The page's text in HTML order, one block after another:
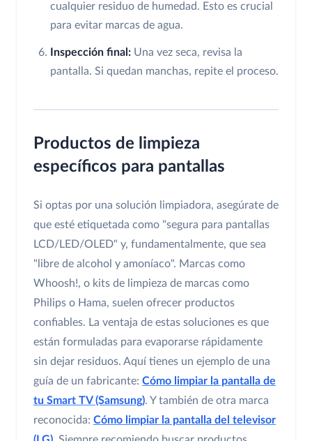
cualquier residuo de humedad. Esto es crucial
para evitar marcas de agua.
Inspección final: Una vez seca, revisa la
pantalla. Si quedan manchas, repite el proceso.
Productos de limpieza
específicos para pantallas
Si optas por una solución limpiadora, asegúrate de
que esté etiquetada como "segura para pantallas
LCD/LED/OLED" y, fundamentalmente, que sea
"libre de alcohol y amoníaco". Marcas como
Whoosh!, o kits de limpieza de marcas como
Philips o Hama, suelen ofrecer productos
confiables. La ventaja de estas soluciones es que
están formuladas para evaporarse rápidamente
sin dejar residuos. Aquí tienes un ejemplo de una
guía de un fabricante: Cómo limpiar la pantalla de
tu Smart TV (Samsung). Y también de otra marca
reconocida: Cómo limpiar la pantalla del televisor